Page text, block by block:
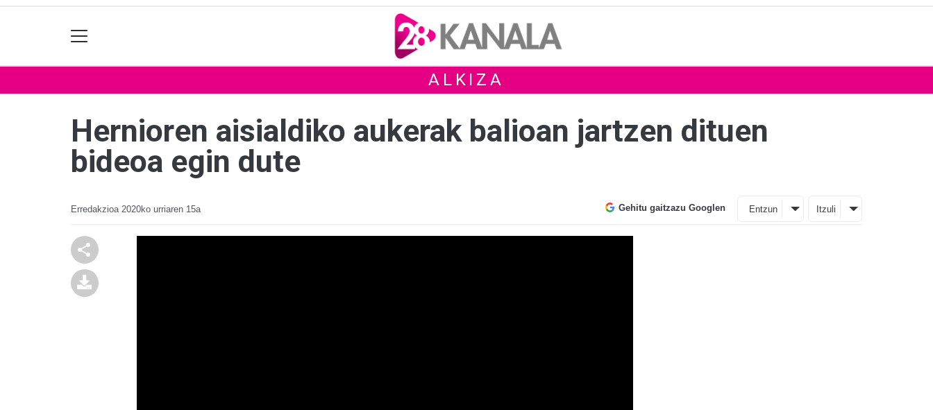
ALKIZA
Hernioren aisialdiko aukerak balioan jartzen dituen
bideoa egin dute
Erredakzioa 2020ko urriaren 15a Gehitu gaitzazu Googlen Entzun Itzuli